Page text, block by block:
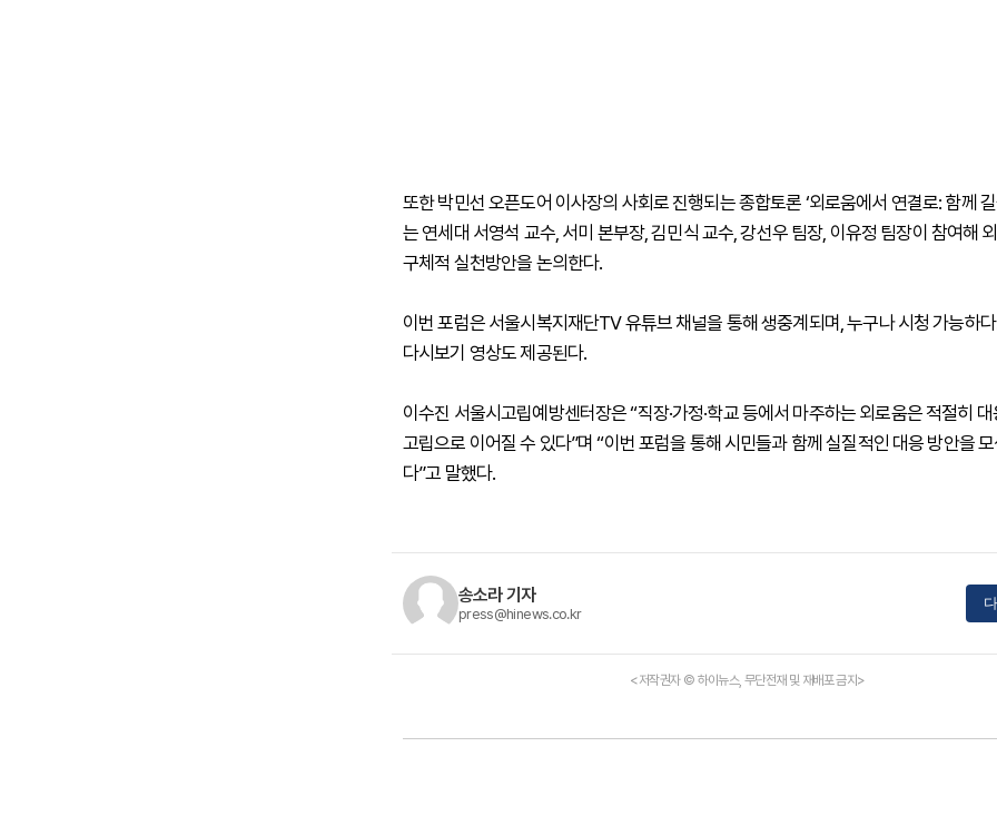
또한 박민선 오픈도어 이사장의 사회로 진행되는 종합토론 ‘외로움에서 연결로: 함께
는 연세대 서영석 교수, 서미 본부장, 김민식 교수, 강선우 팀장, 이유정 팀장이 참여해
구체적 실천방안을 논의한다.
이번 포럼은 서울시복지재단TV 유튜브 채널을 통해 생중계되며, 누구나 시청 가능하
다시보기 영상도 제공된다.
이수진 서울시고립예방센터장은 “직장·가정·학교 등에서 마주하는 외로움은 적절히
고립으로 이어질 수 있다”며 “이번 포럼을 통해 시민들과 함께 실질적인 대응 방안을
다”고 말했다.
송소라 기자
press@hinews.co.kr
<저작권자 © 하이뉴스, 무단전재 및 재배포 금지>